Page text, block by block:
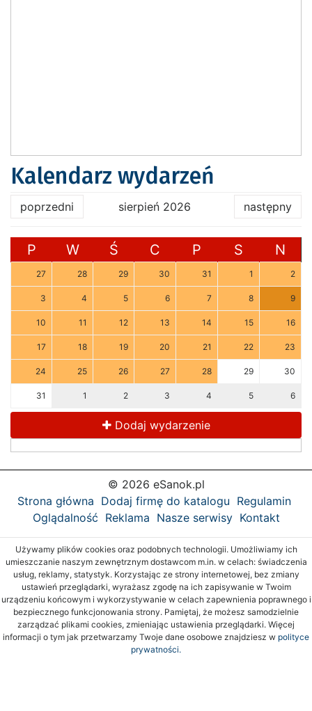
Kalendarz wydarzeń
poprzedni sierpień 2026 następny
P W Ś C P S N
27 28 29 30 31 1 2
3 4 5 6 7 8 9
10 11 12 13 14 15 16
17 18 19 20 21 22 23
24 25 26 27 28 29 30
31 1 2 3 4 5 6
Dodaj wydarzenie
© 2026 eSanok.pl
Strona główna Dodaj firmę do katalogu Regulamin
Oglądalność Reklama Nasze serwisy Kontakt
Używamy plików cookies oraz podobnych technologii. Umożliwiamy ich
umieszczanie naszym zewnętrznym dostawcom m.in. w celach: świadczenia
usług, reklamy, statystyk. Korzystając ze strony internetowej, bez zmiany
ustawień przeglądarki, wyrażasz zgodę na ich zapisywanie w Twoim
urządzeniu końcowym i wykorzystywanie w celach zapewnienia poprawnego i
bezpiecznego funkcjonowania strony. Pamiętaj, że możesz samodzielnie
zarządzać plikami cookies, zmieniając ustawienia przeglądarki. Więcej
informacji o tym jak przetwarzamy Twoje dane osobowe znajdziesz w polityce
prywatności.